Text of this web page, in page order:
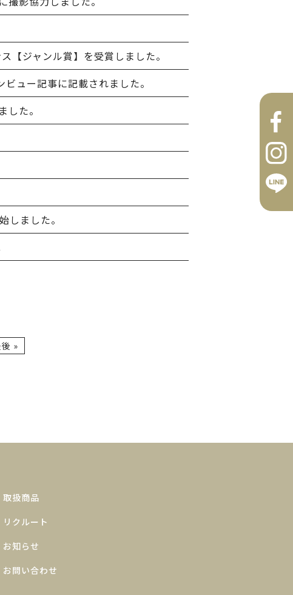
ジャンル賞】を受賞しました。
ュー記事に記載されました。
た。
ました。
»
取扱商品
リクルート
お知らせ
お問い合わせ